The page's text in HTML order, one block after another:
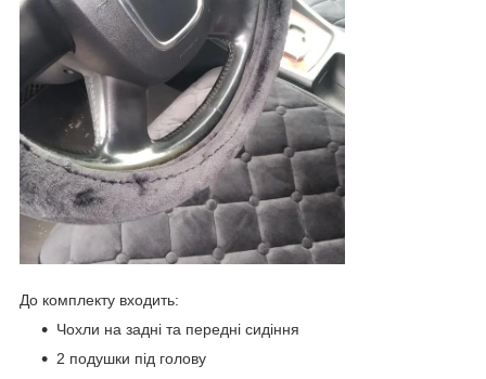
До комплекту входить:
Чохли на задні та передні сидіння
2 подушки під голову